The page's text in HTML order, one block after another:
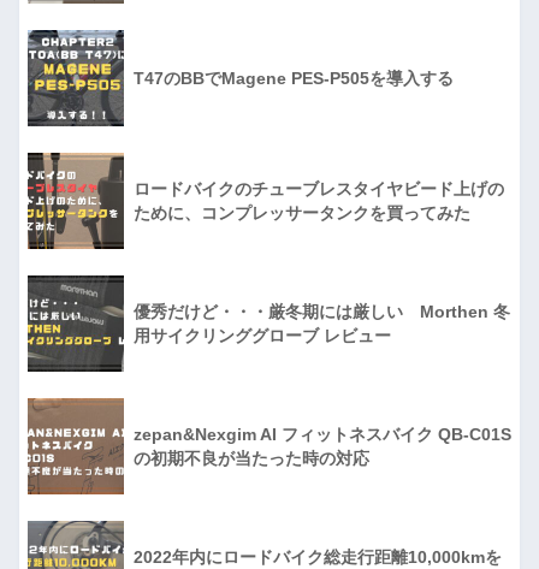
T47のBBでMagene PES-P505を導入する
ロードバイクのチューブレスタイヤビード上げの
ために、コンプレッサータンクを買ってみた
優秀だけど・・・厳冬期には厳しい Morthen 冬
用サイクリンググローブ レビュー
zepan&Nexgim AI フィットネスバイク QB-C01S
の初期不良が当たった時の対応
2022年内にロードバイク総走行距離10,000kmを